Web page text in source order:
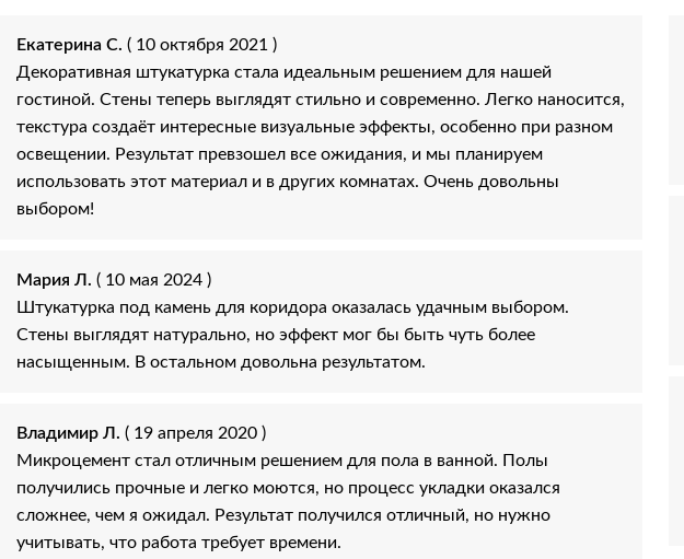
Екатерина С. ( 10 октября 2021 )
Декоративная штукатурка стала идеальным решением для нашей
гостиной. Стены теперь выглядят стильно и современно. Легко наносится,
текстура создаёт интересные визуальные эффекты, особенно при разном
освещении. Результат превзошел все ожидания, и мы планируем
использовать этот материал и в других комнатах. Очень довольны
выбором!
Мария Л. ( 10 мая 2024 )
Штукатурка под камень для коридора оказалась удачным выбором.
Стены выглядят натурально, но эффект мог бы быть чуть более
насыщенным. В остальном довольна результатом.
Владимир Л. ( 19 апреля 2020 )
Микроцемент стал отличным решением для пола в ванной. Полы
получились прочные и легко моются, но процесс укладки оказался
сложнее, чем я ожидал. Результат получился отличный, но нужно
учитывать, что работа требует времени.